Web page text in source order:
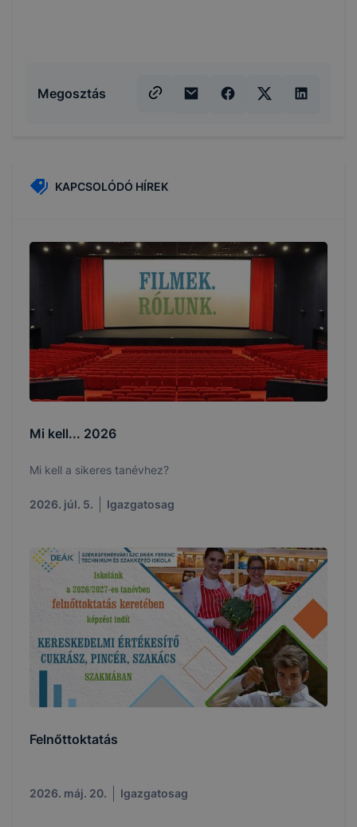
Megosztás
KAPCSOLÓDÓ HÍREK
Mi kell... 2026
Mi kell a sikeres tanévhez?
2026. júl. 5. Igazgatosag
Felnőttoktatás
2026. máj. 20. Igazgatosag